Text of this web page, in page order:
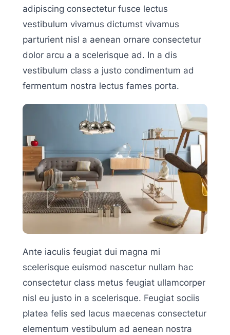
adipiscing consectetur fusce lectus
vestibulum vivamus dictumst vivamus
parturient nisl a aenean ornare consectetur
dolor arcu a a scelerisque ad. In a dis
vestibulum class a justo condimentum ad
fermentum nostra lectus fames porta.
Ante iaculis feugiat dui magna mi
scelerisque euismod nascetur nullam hac
consectetur class metus feugiat ullamcorper
nisl eu justo in a scelerisque. Feugiat sociis
platea felis sed lacus maecenas consectetur
elementum vestibulum ad aenean nostra